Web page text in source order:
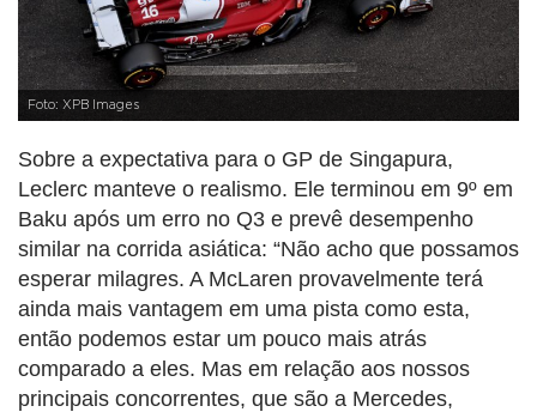
Foto: XPB Images
Sobre a expectativa para o GP de Singapura,
Leclerc manteve o realismo. Ele terminou em 9º em
Baku após um erro no Q3 e prevê desempenho
similar na corrida asiática: “Não acho que possamos
esperar milagres. A McLaren provavelmente terá
ainda mais vantagem em uma pista como esta,
então podemos estar um pouco mais atrás
comparado a eles. Mas em relação aos nossos
principais concorrentes, que são a Mercedes,